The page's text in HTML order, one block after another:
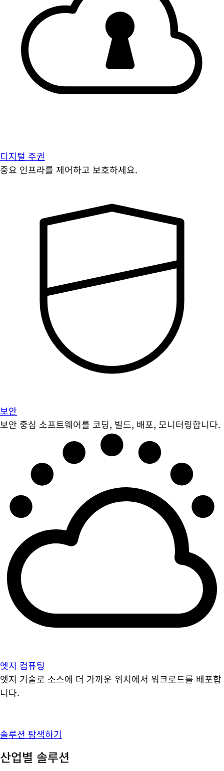
디지털 주권
중요 인프라를 제어하고 보호하세요.
보안
보안 중심 소프트웨어를 코딩, 빌드, 배포, 모니터링합니다.
엣지 컴퓨팅
엣지 기술로 소스에 더 가까운 위치에서 워크로드를 배포합
니다.
솔루션 탐색하기
산업별 솔루션